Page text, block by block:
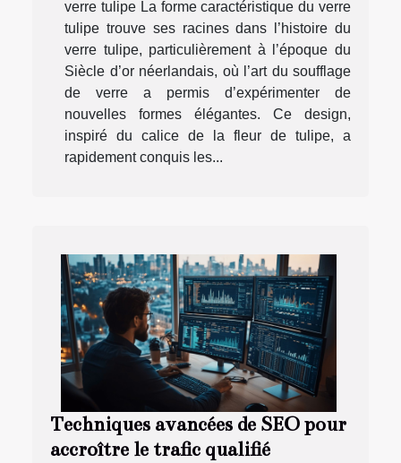
verre tulipe La forme caractéristique du verre
tulipe trouve ses racines dans l’histoire du
verre tulipe, particulièrement à l’époque du
Siècle d’or néerlandais, où l’art du soufflage
de verre a permis d’expérimenter de
nouvelles formes élégantes. Ce design,
inspiré du calice de la fleur de tulipe, a
rapidement conquis les...
Techniques avancées de SEO pour
accroître le trafic qualifié